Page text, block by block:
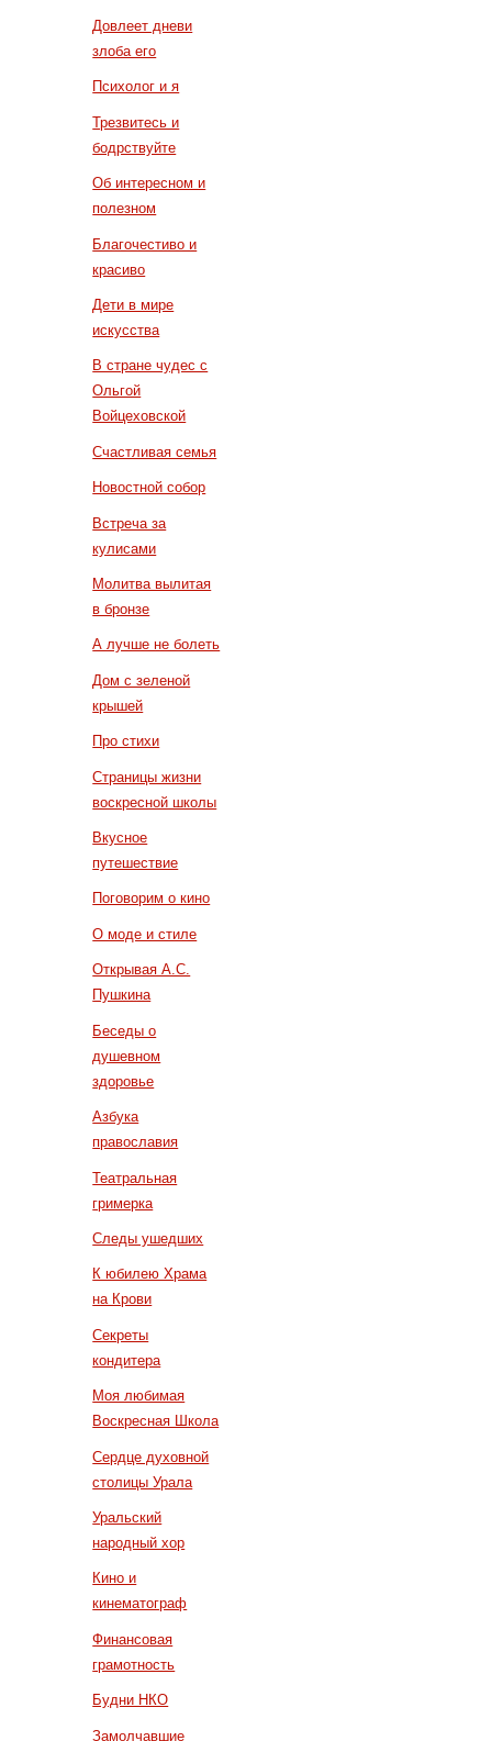
Довлеет дневи
злоба его
Психолог и я
Трезвитесь и
бодрствуйте
Об интересном и
полезном
Благочестиво и
красиво
Дети в мире
искусства
В стране чудес с
Ольгой
Войцеховской
Счастливая семья
Новостной собор
Встреча за
кулисами
Молитва вылитая
в бронзе
А лучше не болеть
Дом с зеленой
крышей
Про стихи
Страницы жизни
воскресной школы
Вкусное
путешествие
Поговорим о кино
О моде и стиле
Открывая А.С.
Пушкина
Беседы о
душевном
здоровье
Азбука
православия
Театральная
гримерка
Следы ушедших
К юбилею Храма
на Крови
Секреты
кондитера
Моя любимая
Воскресная Школа
Сердце духовной
столицы Урала
Уральский
народный хор
Кино и
кинематограф
Финансовая
грамотность
Будни НКО
Замолчавшие